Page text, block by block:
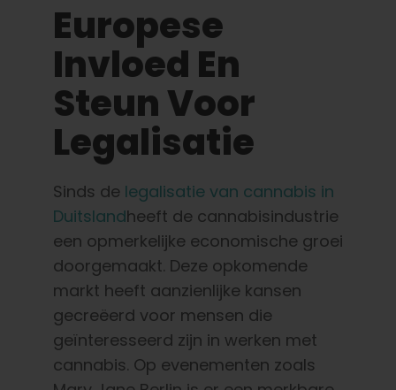
Europese
Invloed En
Steun Voor
Legalisatie
Sinds de legalisatie van cannabis in
Duitslandheeft de cannabisindustrie
een opmerkelijke economische groei
doorgemaakt. Deze opkomende
markt heeft aanzienlijke kansen
gecreëerd voor mensen die
geïnteresseerd zijn in werken met
cannabis. Op evenementen zoals